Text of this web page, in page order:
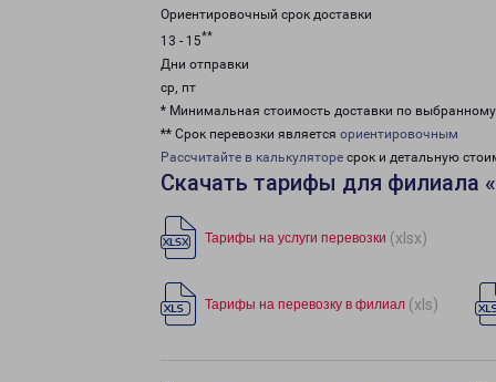
Ориентировочный срок доставки
13 - 15**
Дни отправки
ср, пт
* Минимальная стоимость доставки по
** Срок перевозки является ориентировочным
Рассчитайте в калькуляторе срок и детальную
Скачать тарифы для филиала
Тарифы на услуги перевозки (xlsx)
Тарифы на перевозку в филиал (xls)